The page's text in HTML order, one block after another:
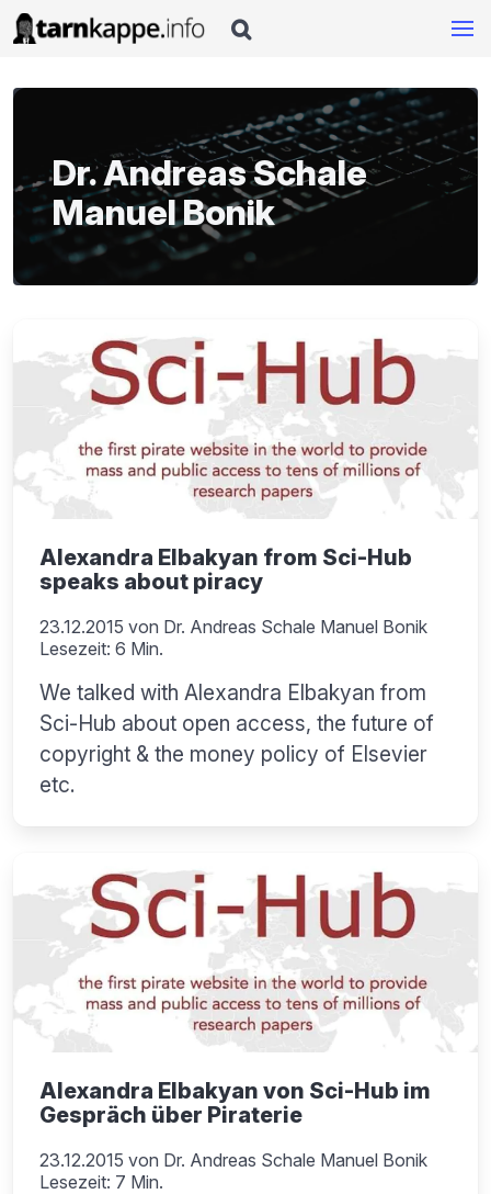

Dr. Andreas Schale
Manuel Bonik
Alexandra Elbakyan from Sci-Hub
speaks about piracy
23.12.2015 von Dr. Andreas Schale Manuel Bonik
Lesezeit: 6 Min.
We talked with Alexandra Elbakyan from
Sci-Hub about open access, the future of
copyright & the money policy of Elsevier
etc.
Alexandra Elbakyan von Sci-Hub im
Gespräch über Piraterie
23.12.2015 von Dr. Andreas Schale Manuel Bonik
Lesezeit: 7 Min.